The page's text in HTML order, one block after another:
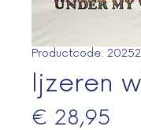
Productcode:
Ijzeren
€ 28,95